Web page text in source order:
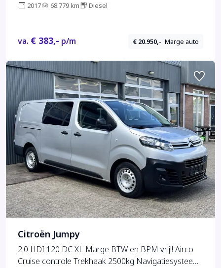
eigenaar Euro 6 Bpm en Btw vrij voor particulier
2017 68.779 km Diesel
va. € 383,- p/m € 20.950,- Marge auto
Citroën Jumpy
2.0 HDI 120 DC XL Marge BTW en BPM vrij!! Airco
Cruise controle Trekhaak 2500kg Navigatiesysteem